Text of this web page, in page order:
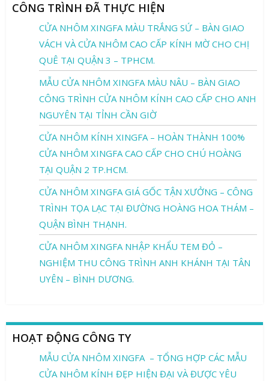
CÔNG TRÌNH ĐÃ THỰC HIỆN
CỬA NHÔM XINGFA MÀU TRẮNG SỨ – BÀN GIAO
VÁCH VÀ CỬA NHÔM CAO CẤP KÍNH MỜ CHO CHỊ
QUÊ TẠI QUẬN 3 – TPHCM.
MẪU CỬA NHÔM XINGFA MÀU NÂU – BÀN GIAO
CÔNG TRÌNH CỬA NHÔM KÍNH CAO CẤP CHO ANH
NGUYÊN TẠI TỈNH CẦN GIỜ
CỬA NHÔM KÍNH XINGFA – HOÀN THÀNH 100%
CỬA NHÔM XINGFA CAO CẤP CHO CHÚ HOÀNG
TẠI QUẬN 2 TP.HCM.
CỬA NHÔM XINGFA GIÁ GỐC TẬN XƯỞNG – CÔNG
TRÌNH TỌA LẠC TẠI ĐƯỜNG HOÀNG HOA THÁM –
QUẬN BÌNH THẠNH.
CỬA NHÔM XINGFA NHẬP KHẨU TEM ĐỎ –
NGHIỆM THU CÔNG TRÌNH ANH KHÁNH TẠI TÂN
UYÊN – BÌNH DƯƠNG.
HOẠT ĐỘNG CÔNG TY
MẪU CỬA NHÔM XINGFA – TỔNG HỢP CÁC MẪU
CỬA NHÔM KÍNH ĐẸP HIỆN ĐẠI VÀ ĐƯỢC YÊU